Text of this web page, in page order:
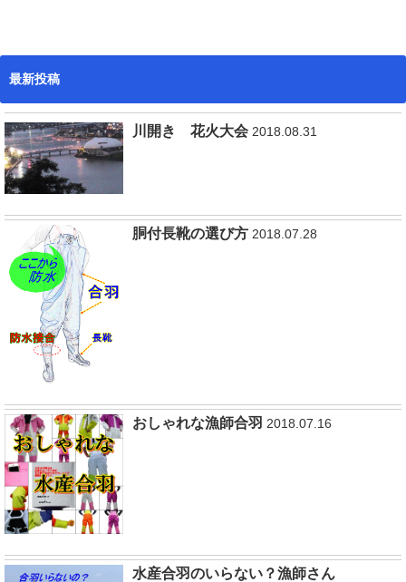
最新投稿
川開き 花火大会 2018.08.31
胴付長靴の選び方 2018.07.28
おしゃれな漁師合羽 2018.07.16
水産合羽のいらない？漁師さん